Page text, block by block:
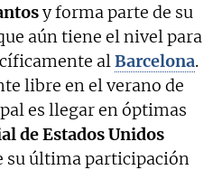
y forma parte de su
aún tiene el nivel para
alBarcelona.
libre en el verano de
es llegar en óptimas
de Estados Unidos
su última participación